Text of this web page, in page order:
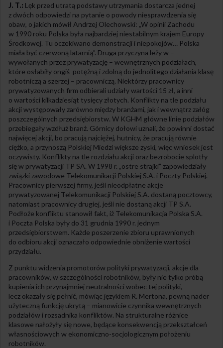
J. T.: Lęk przed utratą podstawy utrzymania dostarcza jednej
z dwóch odpowiedzi na pytanie o powody niesprawdzenia się
obaw, o jakich mówił Andrzej Olechowski: „W opinii Zachodu
w 1990 roku Polska była najbardziej niestabilnym krajem Europy
Środkowej. Tu oczekiwano demonstracji i niepokojów… Polska
miała być czerwoną latarnią”. Druga przyczyna leży w –
wywołanych przez prywatyzację – wewnętrznych podziałach,
które osłabiły ongiś potężną i zdolną do jednolitego działania klasę
robotniczą a szerzej – pracowniczą. Niektórzy pracownicy
prywatyzowanych firm odbierali udziały wartości 15 zł, a inni
o wartości kilkadziesiąt tysięcy złotych. Konflikty na tle podziału
akcji występowały zarówno między branżami, jak i wewnątrz załóg
poszczególnych przedsiębiorstw. W KGHM główne linie podziałów
przebiegały wzdłuż branż. Górnicy dołowi uznali, że powinni dostać
najwięcej akcji, bo pracują najciężej, hutnicy, że pracują równie
ciężko, a przynoszą Polskiej Miedzi większe zyski, więc wniosek jest
oczywisty. Konflikty na tle rozdziału akcji oraz bezrobocie splotły
się w prywatyzacji TP SA. W 1998 r. „ostre strajki” zapowiedziały
związki zawodowe Telekomunikacji Polskiej S.A. i Poczty Polskiej.
Pracownicy pierwszej firmy, jeśli nieodpłatne akcje
prywatyzowanej Telekomunikacji Polskiej S.A. dostaną pocztowcy,
natomiast pracownicy drugiej, jeśli nie dostaną akcji TP S.A.
Podłoże konfliktu stanowił fakt, iż Telekomunikacja Polska S.A.
i Poczta Polska były do 31 grudnia 1990 r. jednym
przedsiębiorstwem. Każde poszerzenie zbioru uprawnionych
do odbioru akcji oznaczało odpowiednie obniżenie wartości
przydziału.
Z punktu widzenia promotorów polityki prywatyzacji, akcje dla
pracowników, w szczególności robotników, były nie tylko próbą
kupienia ich przynajmniej neutralności wobec tej polityki,
lecz okazały się pełnić, mówiąc językiem R. Mertona, pewną nader
użyteczną funkcję ukrytą – mianowicie czynnika wewnętrznych
podziałów i rozsadnika konfliktów. Na strukturalne różnice
klasowe nałożyły się nowe, będące konsekwencją przekształceń
własnościowych w ekonomiczno-socjologicznym położeniu
robotników.